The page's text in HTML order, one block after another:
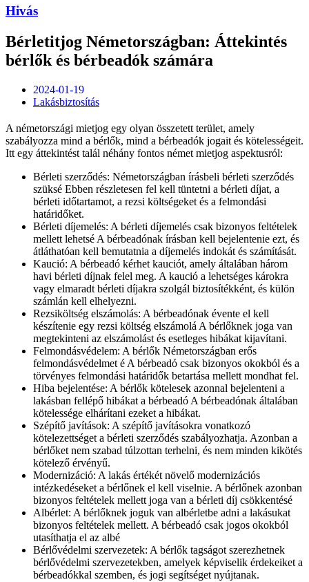
Hivás
Bérletitjog Németországban: Áttekintés
bérlők és bérbeadók számára
2024-01-19
Lakásbiztosítás
A németországi mietjog egy olyan összetett terület, amely
szabályozza mind a bérlők, mind a bérbeadók jogait és kötelességeit.
Itt egy áttekintést talál néhány fontos német mietjog aspektusról:
Bérleti szerződés: Németországban írásbeli bérleti szerződés
szüksé Ebben részletesen fel kell tüntetni a bérleti díjat, a
bérleti időtartamot, a rezsi költségeket és a felmondási
határidőket.
Bérleti díjemelés: A bérleti díjemelés csak bizonyos feltételek
mellett lehetsé A bérbeadónak írásban kell bejelentenie ezt, és
átláthatóan kell bemutatnia a díjemelés indokát és számítását.
Kaució: A bérbeadó kérhet kauciót, amely általában három
havi bérleti díjnak felel meg. A kaució a lehetséges károkra
vagy elmaradt bérleti díjakra szolgál biztosítékként, és külön
számlán kell elhelyezni.
Rezsiköltség elszámolás: A bérbeadónak évente el kell
készítenie egy rezsi költség elszámolá A bérlőknek joga van
megtekinteni az elszámolást és esetleges hibákat kijavítani.
Felmondásvédelem: A bérlők Németországban erős
felmondásvédelmet é A bérbeadó csak bizonyos okokból és a
törvényes felmondási határidők betartása mellett mondhat fel.
Hiba bejelentése: A bérlők kötelesek azonnal bejelenteni a
lakásban fellépő hibákat a bérbeadó A bérbeadónak általában
kötelessége elhárítani ezeket a hibákat.
Szépítő javítások: A szépítő javításokra vonatkozó
kötelezettséget a bérleti szerződés szabályozhatja. Azonban a
bérlőket nem szabad túlzottan terhelni, és nem minden kikötés
kötelező érvényű.
Modernizáció: A lakás értékét növelő modernizációs
intézkedéseket a bérlőnek el kell viselnie. A bérlőnek azonban
bizonyos feltételek mellett joga van a bérleti díj csökkentésé
Albérlet: A bérlőknek joguk van albérletbe adni a lakásukat
bizonyos feltételek mellett. A bérbeadó csak jogos okokból
utasíthatja el az albé
Bérlővédelmi szervezetek: A bérlők tagságot szerezhetnek
bérlővédelmi szervezetekben, amelyek képviselik érdekeiket a
bérbeadókkal szemben, és jogi segítséget nyújtanak.